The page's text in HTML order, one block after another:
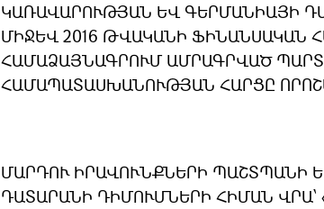
ԿԱՌԱՎԱՐՈՒԹՅԱՆ ԵՎ ԳԵՐՄԱՆԻԱՅԻ
ՄԻՋԵՎ 2016 ԹՎԱԿԱՆԻ ՖԻՆԱՆՍԱԿԱՆ
ՀԱՄԱՁԱՅՆԱԳՐՈՒՄ ԱՄՐԱԳՐՎԱԾ
ՀԱՄԱՊԱՏԱՍԽԱՆՈՒԹՅԱՆ ՀԱՐՑԸ
ՄԱՐԴՈՒ ԻՐԱՎՈՒՆՔՆԵՐԻ ՊԱՇՏՊԱՆԻ
ԴԱՏԱՐԱՆԻ ԴԻՄՈՒՄՆԵՐԻ ՀԻՄԱՆ